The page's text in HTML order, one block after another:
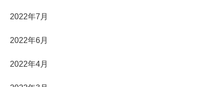
2022年7月
2022年6月
2022年4月